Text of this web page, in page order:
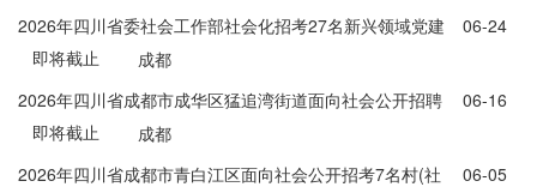
2026年四川省委社会工作部社会化招考27名新兴领域党建
工作专员公告
06-24
即将截止
成都
2026年四川省成都市成华区猛追湾街道面向社会公开招聘
社区工作人员4名公告
06-16
即将截止
成都
2026年四川省成都市青白江区面向社会公开招考7名村(社
06-05